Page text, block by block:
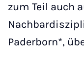
zum Teil auch
Paderborn*,